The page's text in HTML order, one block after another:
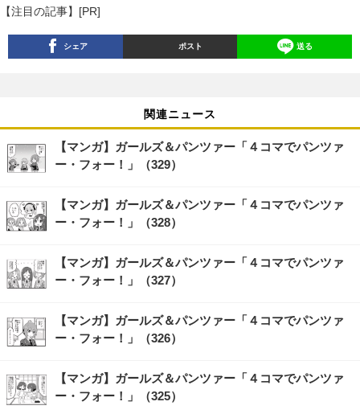
【注目の記事】[PR]
シェア ポスト 送る
関連ニュース
【マンガ】ガールズ＆パンツァー「４コマでパンツァ
ー・フォー！」（329）
【マンガ】ガールズ＆パンツァー「４コマでパンツァ
ー・フォー！」（328）
【マンガ】ガールズ＆パンツァー「４コマでパンツァ
ー・フォー！」（327）
【マンガ】ガールズ＆パンツァー「４コマでパンツァ
ー・フォー！」（326）
【マンガ】ガールズ＆パンツァー「４コマでパンツァ
ー・フォー！」（325）